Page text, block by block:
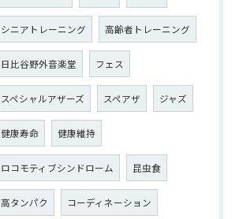
シニアトレーニング 高齢者トレーニング
日比谷野外音楽堂 フェス
スペシャルアザーズ スペアザ ジャズ
健康寿命 健康維持
ロコモティブシンドローム 昆虫食
高タンパク コーディネーション